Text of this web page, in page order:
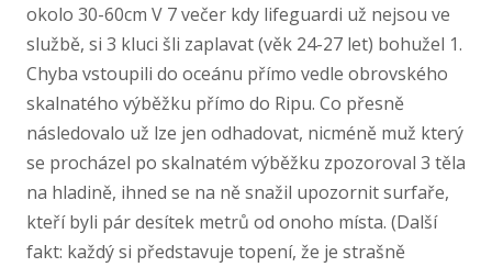
okolo 30-60cm V 7 večer kdy lifeguardi už nejsou ve
službě, si 3 kluci šli zaplavat (věk 24-27 let) bohužel 1.
Chyba vstoupili do oceánu přímo vedle obrovského
skalnatého výběžku přímo do Ripu. Co přesně
následovalo už lze jen odhadovat, nicméně muž který
se procházel po skalnatém výběžku zpozoroval 3 těla
na hladině, ihned se na ně snažil upozornit surfaře,
kteří byli pár desítek metrů od onoho místa. (Další
fakt: každý si představuje topení, že je strašně